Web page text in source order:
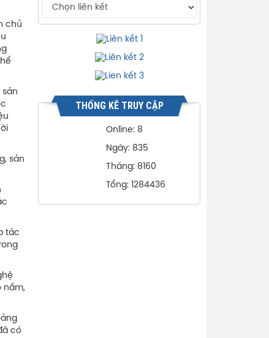
chủ
sản
tác
nấm,
có
THỐNG KÊ TRUY CẬP
Online: 8
Ngày: 835
Tháng: 8160
Tổng: 1284436